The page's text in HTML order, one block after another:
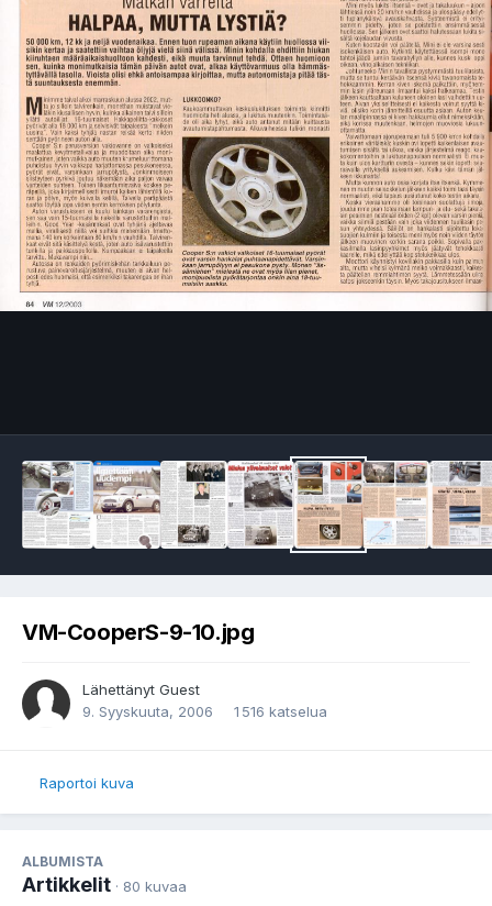
VM-CooperS-9-10.jpg
Lähettänyt Guest
9. Syyskuuta, 2006
1 516 katselua
Raportoi kuva
ALBUMISTA
Artikkelit · 80 kuvaa